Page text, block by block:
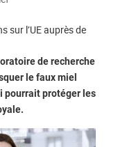
sur l’UE auprès de
de recherche
le faux miel
pourrait protéger les